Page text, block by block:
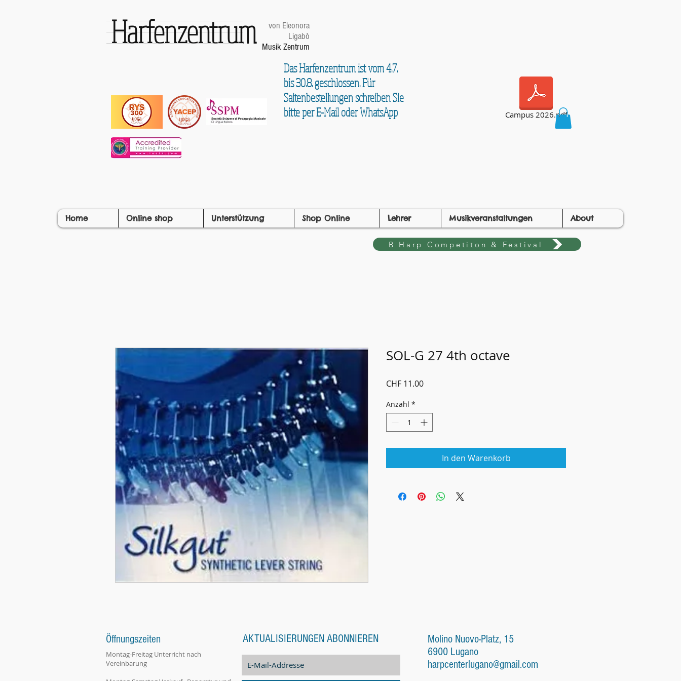
Harfenzentrum
von Eleonora
Ligabò
Musik Zentrum
Das Harfenzentrum ist vom 4.7.
bis 30.8. geschlossen. Für
Saitenbestellungen schreiben Sie
bitte per E-Mail oder WhatsApp
Campus 2026.pdf
Home Online shop Unterstützung Shop Online Lehrer Musikveranstaltungen About
B Harp Competiton & Festival
SOL-G 27 4th octave
CHF 11.00Preis
Anzahl *
In den Warenkorb
Öffnungszeiten
Montag-Freitag Unterricht nach
Vereinbarung
AKTUALISIERUNGEN ABONNIEREN
Molino Nuovo-Platz, 15
6900 Lugano
harpcenterlugano@gmail.com